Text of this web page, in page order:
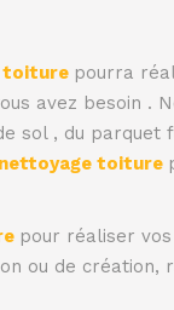
toiture pourra
avez besoin .
sol , du parquet
toiture
pour réaliser
ou de création,